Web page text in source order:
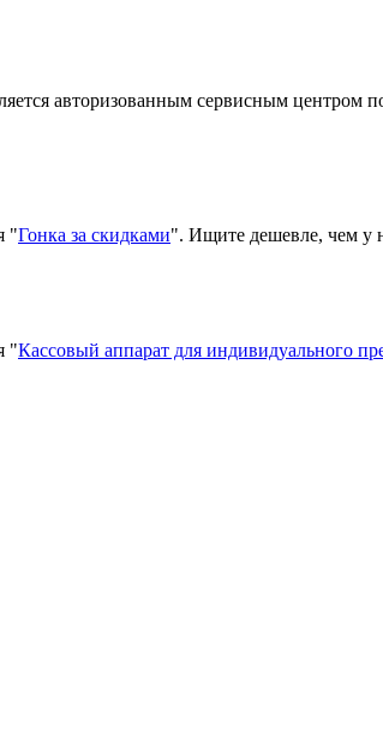
авторизованным сервисным центром
"Гонка за скидками". Ищите дешевле, чем у
"Кассовый аппарат для индивидуального